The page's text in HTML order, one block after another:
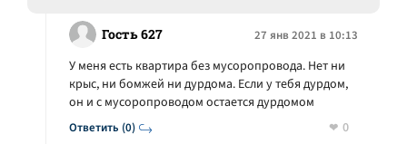
Гость 627 27 янв 2021 в 10:13
Ответить (0)
У меня есть квартира без мусоропровода. Нет ни
крыс, ни бомжей ни дурдома. Если у тебя дурдом,
он и с мусоропроводом остается дурдомом
0